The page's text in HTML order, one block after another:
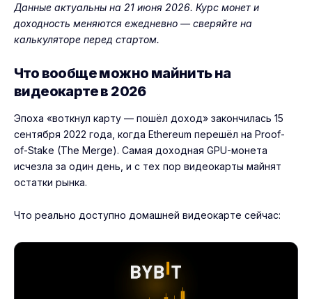
Данные актуальны на 21 июня 2026. Курс монет и
доходность меняются ежедневно — сверяйте на
калькуляторе перед стартом.
Что вообще можно майнить на
видеокарте в 2026
Эпоха «воткнул карту — пошёл доход» закончилась 15
сентября 2022 года, когда Ethereum перешёл на Proof-
of-Stake (The Merge). Самая доходная GPU-монета
исчезла за один день, и с тех пор видеокарты майнят
остатки рынка.
Что реально доступно домашней видеокарте сейчас: